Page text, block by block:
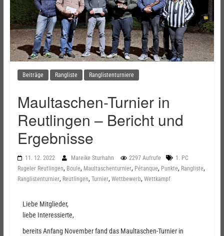
Beiträge Rangliste Ranglistenturniere
Maultaschen-Turnier in
Reutlingen – Bericht und
Ergebnisse
11. 12. 2022 Mareike Sturhahn 2297 Aufrufe
1. PC
Rugeler Reutlingen, Boule, Maultaschenturnier, Pétanque, Punkte, Rangliste,
Ranglistenturnier, Reutlingen, Turnier, Wettbewerb, Wettkampf
Liebe Mitglieder,
liebe Interessierte,
bereits Anfang November fand das Maultaschen-Turnier in